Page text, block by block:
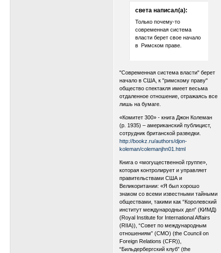
света написал(а):
Только почему-то
современная система
власти берет свое начало
в Римском праве.
"Современная система власти" берет
начало в США, к "римскому праву"
общество спектакля имеет весьма
отдаленное отношение, отражаясь все
лишь на бумаге.
«Комитет 300» - книга Джон Колеман
(р. 1935) – американский публицист,
сотрудник британской разведки.
http://bookz.ru/authors/djon-
koleman/colemanjhn01.html
Книга о «могущественной группе»,
которая контролирует и управляет
правительствами США и
Великоритании: «Я был хорошо
знаком со всеми известными тайными
обществами, такими как “Королевский
институт международных дел” (КИМД)
(Royal Institute for International Affairs
(RIIA)), “Совет по международным
отношениям” (СМО) (the Council оn
Foreign Relations (CFR)),
“Бильдербергский клуб” (the